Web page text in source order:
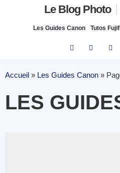
Le Blog Photo
Les Guides Canon Tutos
Accueil » Les Guides Canon »
LES